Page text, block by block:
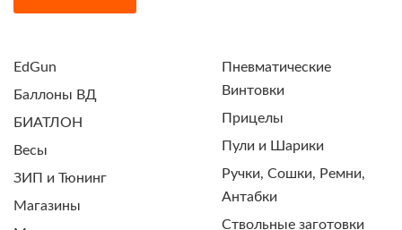
EdGun
Баллоны ВД
БИАТЛОН
Весы
ЗИП и Тюнинг
Магазины
Пневматические
Винтовки
Прицелы
Пули и Шарики
Ручки, Сошки, Ремни,
Антабки
Ствольные заготовки